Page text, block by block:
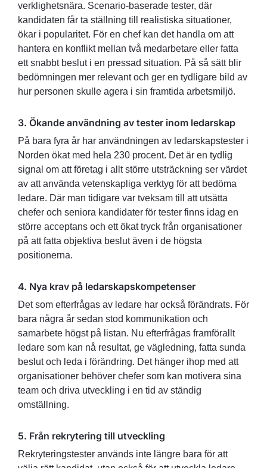
verklighetsnära. Scenario-baserade tester, där
kandidaten får ta ställning till realistiska situationer,
ökar i popularitet. För en chef kan det handla om att
hantera en konflikt mellan två medarbetare eller fatta
ett snabbt beslut i en pressad situation. På så sätt blir
bedömningen mer relevant och ger en tydligare bild av
hur personen skulle agera i sin framtida arbetsmiljö.
3. Ökande användning av tester inom ledarskap
På bara fyra år har användningen av ledarskapstester i
Norden ökat med hela 230 procent. Det är en tydlig
signal om att företag i allt större utsträckning ser värdet
av att använda vetenskapliga verktyg för att bedöma
ledare. Där man tidigare var tveksam till att utsätta
chefer och seniora kandidater för tester finns idag en
större acceptans och ett ökat tryck från organisationer
på att fatta objektiva beslut även i de högsta
positionerna.
4. Nya krav på ledarskapskompetenser
Det som efterfrågas av ledare har också förändrats. För
bara några år sedan stod kommunikation och
samarbete högst på listan. Nu efterfrågas framförallt
ledare som kan nå resultat, ge vägledning, fatta sunda
beslut och leda i förändring. Det hänger ihop med att
organisationer behöver chefer som kan motivera sina
team och driva utveckling i en tid av ständig
omställning.
5. Från rekrytering till utveckling
Rekryteringstester används inte längre bara för att